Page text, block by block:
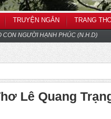
TRUYỆN NGẮN TRANG
NGƯỜI HẠNH PHÚC (N.H.D)
Lê Quang